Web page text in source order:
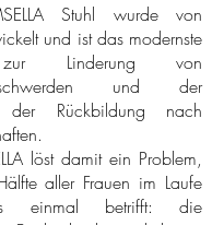
Stuhl wurde von
und ist das modernste
zur Linderung von
und der
der Rückbildung nach
löst damit ein Problem,
aller Frauen im Laufe
einmal betrifft: die